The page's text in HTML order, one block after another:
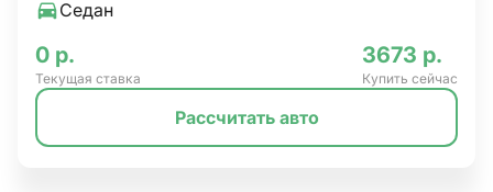
Седан
0 р.
Текущая ставка
3673 р.
Купить сейчас
Рассчитать авто